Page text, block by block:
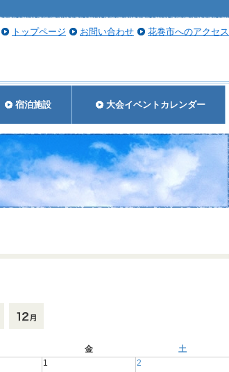
トップページ お問い合わせ 花巻市へのアクセス
宿泊施設 大会イベントカレンダー
金
土
1
2